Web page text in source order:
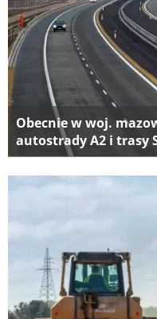
Obecnie w woj.
autostrady A2 i trasy